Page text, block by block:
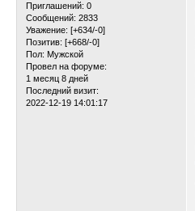
Приглашений: 0
Сообщений: 2833
Уважение: [+634/-0]
Позитив: [+668/-0]
Пол: Мужской
Провел на форуме:
1 месяц 8 дней
Последний визит:
2022-12-19 14:01:17